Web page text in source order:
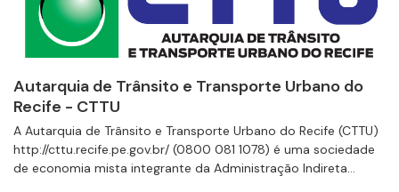
Autarquia de Trânsito e Transporte Urbano do
Recife - CTTU
A Autarquia de Trânsito e Transporte Urbano do Recife (CTTU)
http://cttu.recife.pe.gov.br/ (0800 081 1078) é uma sociedade
de economia mista integrante da Administração Indireta...